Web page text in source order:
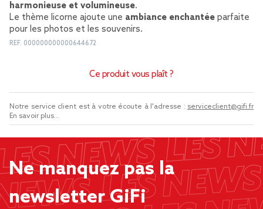
harmonieuse et volumineuse.
Le thème licorne ajoute une ambiance enchantée parfaite
pour les photos et les souvenirs.
REF. 000000000000644672
Ce produit vous plaît ?
Notre service client est à votre écoute à l'adresse : serviceclient@gifi.fr
En savoir plus...
Ne manquez pas la
newsletter GiFi